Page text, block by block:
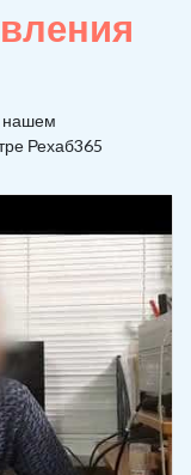
нашем
Рехаб365